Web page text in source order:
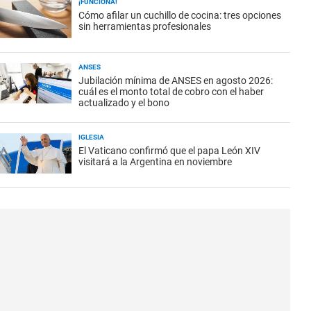
¡FUNCIONA!
Cómo afilar un cuchillo de cocina: tres opciones
sin herramientas profesionales
ANSES
Jubilación mínima de ANSES en agosto 2026:
cuál es el monto total de cobro con el haber
actualizado y el bono
IGLESIA
El Vaticano confirmó que el papa León XIV
visitará a la Argentina en noviembre